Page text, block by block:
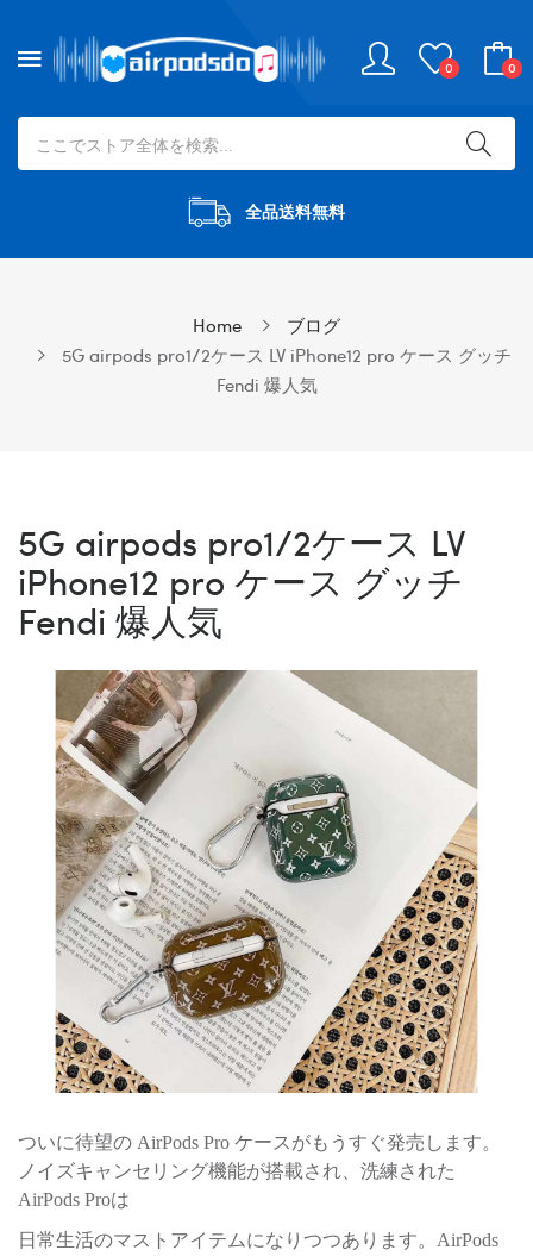
0 0
全品送料無料
Home
ブログ
5G airpods pro1/2ケース LV iPhone12 pro ケース グッチ
Fendi 爆人気
5G airpods pro1/2ケース LV
iPhone12 pro ケース グッチ
Fendi 爆人気
ついに待望の AirPods Pro ケースがもうすぐ発売します。
ノイズキャンセリング機能が搭載され、洗練された
AirPods Proは
日常生活のマストアイテムになりつつあります。AirPods